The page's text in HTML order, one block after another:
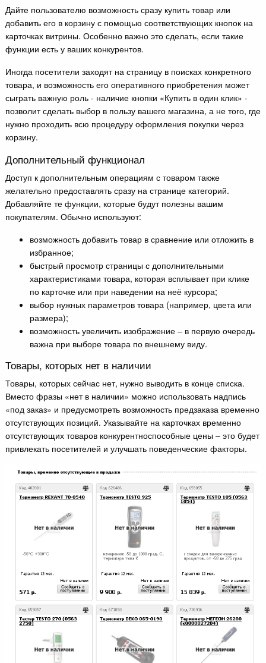
Дайте пользователю возможность сразу купить товар или
добавить его в корзину с помощью соответствующих кнопок на
карточках витрины. Особенно важно это сделать, если такие
функции есть у ваших конкурентов.
Иногда посетители заходят на страницу в поисках конкретного
товара, и возможность его оперативного приобретения может
сыграть важную роль - наличие кнопки «Купить в один клик» -
позволит сделать выбор в пользу вашего магазина, а не того, где
нужно проходить всю процедуру оформления покупки через
корзину.
Дополнительный функционал
Доступ к дополнительным операциям с товаром также
желательно предоставлять сразу на странице категорий.
Добавляйте те функции, которые будут полезны вашим
покупателям. Обычно используют:
возможность добавить товар в сравнение или отложить в
избранное;
быстрый просмотр страницы с дополнительными
характеристиками товара, которая всплывает при клике
по карточке или при наведении на неё курсора;
выбор нужных параметров товара (например, цвета или
размера);
возможность увеличить изображение – в первую очередь
важна при выборе товара по внешнему виду.
Товары, которых нет в наличии
Товары, которых сейчас нет, нужно выводить в конце списка.
Вместо фразы «нет в наличии» можно использовать надпись
«под заказ» и предусмотреть возможность предзаказа временно
отсутствующих позиций. Указывайте на карточках временно
отсутствующих товаров конкурентноспособные цены – это будет
привлекать посетителей и улучшать поведенческие факторы.